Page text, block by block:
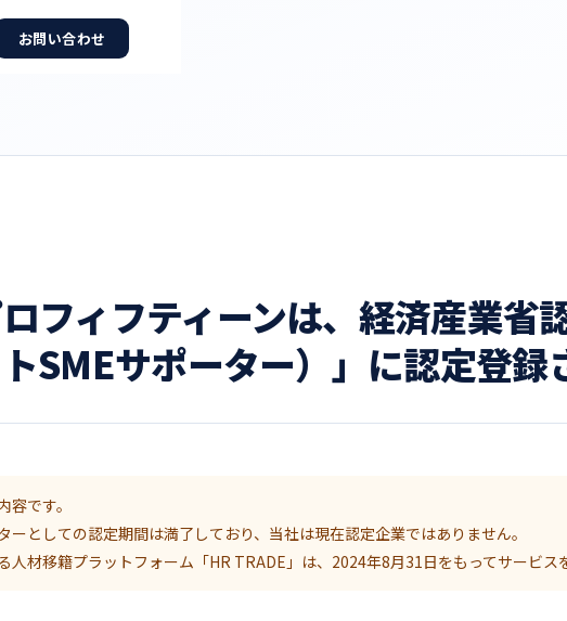
お問い合わせ
フィフティーンは、経済産業省
SMEサポーター）」に認定登録
です。
ーとしての認定期間は満了しており、当社は現在認定企業ではありません。
人材移籍プラットフォーム「HR TRADE」は、2024年8月31日をもってサービス